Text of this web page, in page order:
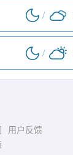
/
/
用户反馈